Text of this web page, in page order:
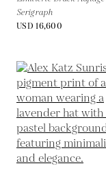
Serigraph
USD 16,600